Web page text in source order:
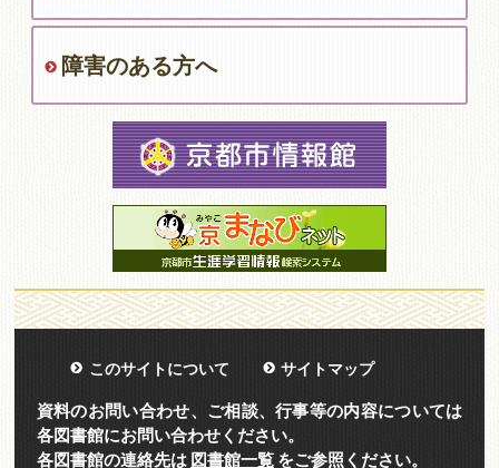
障害のある方へ
このサイトについて サイトマップ
資料のお問い合わせ、ご相談、行事等の内容については
各図書館にお問い合わせください。
各図書館の連絡先は 図書館一覧をご参照ください。